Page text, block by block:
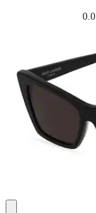
0.0